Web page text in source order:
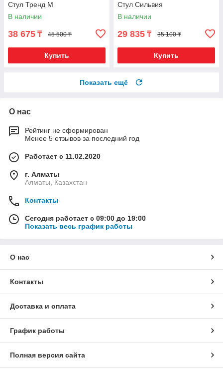
Стул Тренд М
В наличии
38 675 ₸ 45 500 ₸
Купить
Стул Сильвия
В наличии
29 835 ₸ 35 100 ₸
Купить
Показать ещё
О нас
Рейтинг не сформирован
Менее 5 отзывов за последний год
Работает с 11.02.2020
г. Алматы
Алматы, Казахстан
Контакты
Сегодня работает с 09:00 до 19:00
Показать весь график работы
О нас
Контакты
Доставка и оплата
График работы
Полная версия сайта